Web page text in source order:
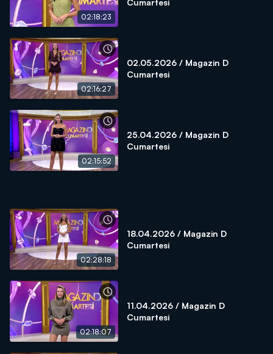
02:18:23
Cumartesi
02:16:27
02.05.2026 / Magazin D
Cumartesi
02:15:52
25.04.2026 / Magazin D
Cumartesi
02:28:18
18.04.2026 / Magazin D
Cumartesi
02:18:07
11.04.2026 / Magazin D
Cumartesi